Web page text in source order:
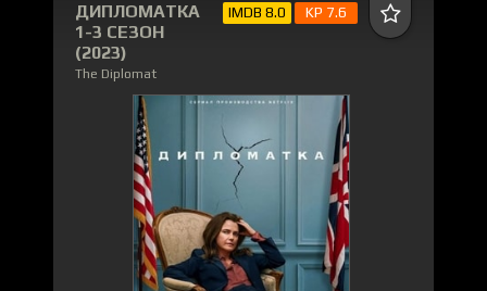
ДИПЛОМАТКА
1-3 СЕЗОН
(2023)
The Diplomat
IMDB 8.0 KP 7.6